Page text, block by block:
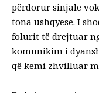
përdorur sinjale
tona ushqyese. I
folurit të drejtuar
komunikim i
që kemi zhvilluar